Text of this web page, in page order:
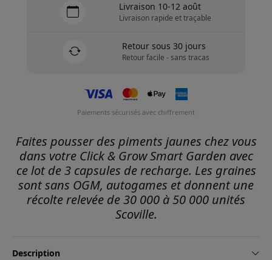
Livraison 10-12 août
Livraison rapide et traçable
Retour sous 30 jours
Retour facile - sans tracas
Paiements sécurisés avec chiffrement
Faites pousser des piments jaunes chez vous
dans votre Click & Grow Smart Garden avec
ce lot de 3 capsules de recharge. Les graines
sont sans OGM, autogames et donnent une
récolte relevée de 30 000 à 50 000 unités
Scoville.
Description